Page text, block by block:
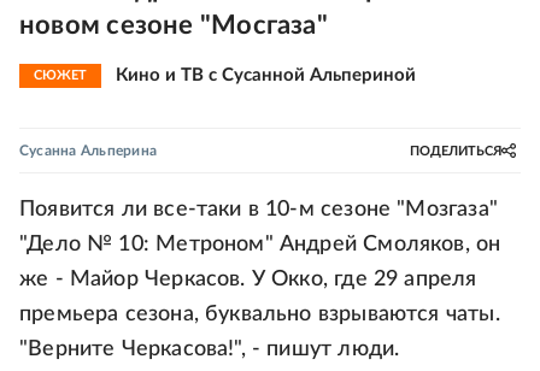
новом сезоне "Мосгаза"
СЮЖЕТ Кино и ТВ с Сусанной Альпериной
Сусанна Альперина ПОДЕЛИТЬСЯ
Появится ли все-таки в 10-м сезоне "Мозгаза"
"Дело № 10: Метроном" Андрей Смоляков, он
же - Майор Черкасов. У Окко, где 29 апреля
премьера сезона, буквально взрываются чаты.
"Верните Черкасова!", - пишут люди.